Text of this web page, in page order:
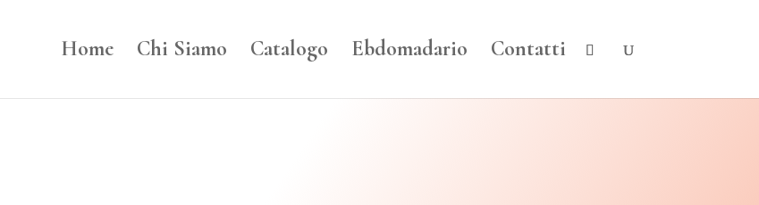
Home Chi Siamo Catalogo Ebdomadario Contatti